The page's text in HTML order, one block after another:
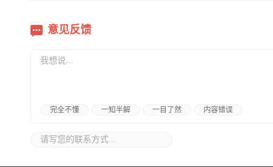
意见反馈
完全不懂 一知半解 一目了然 内容错误